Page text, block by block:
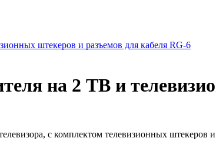
на 2 ТВ и
с комплектом телевизионных штекеров